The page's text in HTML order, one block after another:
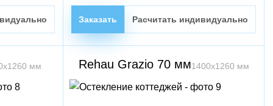
Заказать Расчитать индивидуально
мм Rehau Grazio 70 мм1400х1260 мм